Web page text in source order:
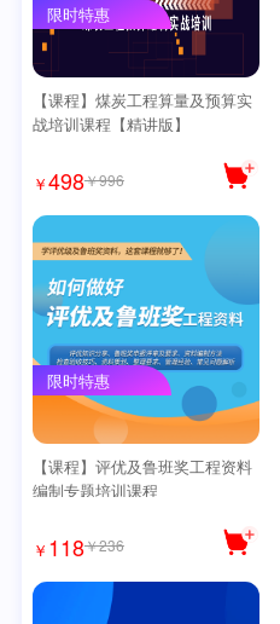
限时特惠
【课程】煤炭工程算量及预算实
战培训课程【精讲版】
￥498￥996
限时特惠
【课程】评优及鲁班奖工程资料
编制专题培训课程
￥ 118￥236